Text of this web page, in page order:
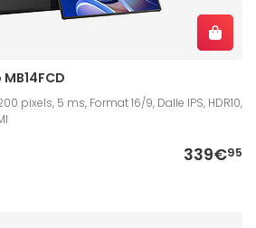
pixels, 5 ms, Format 16/9, Dalle IPS, HDR10,
339€95